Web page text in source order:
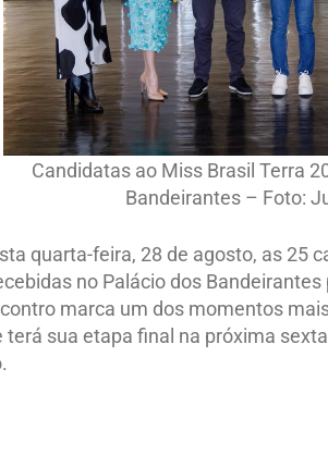
Candidatas ao Miss Brasil Terra
Bandeirantes – Foto:
quarta-feira, 28 de agosto, as 25
no Palácio dos
marca um dos momentos
terá sua etapa final na próxima